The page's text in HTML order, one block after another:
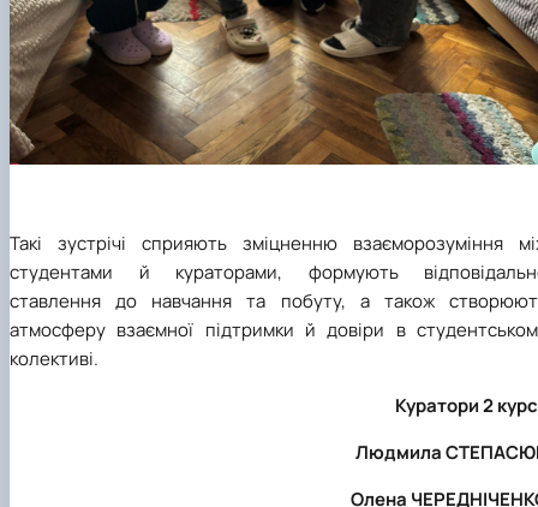
Такі зустрічі сприяють зміцненню взаєморозуміння
студентами й кураторами, формують
ставлення до навчання та побуту, а також
атмосферу взаємної підтримки й довіри в
колективі.
Куратори 2
Людмила
Олена